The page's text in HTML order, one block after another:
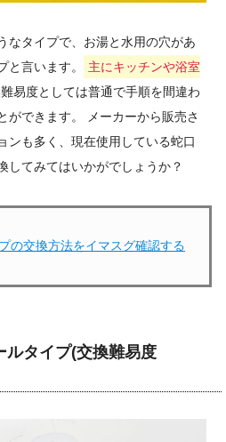
なタイプで、お湯と水用の穴があ
と言います。
主にキッチンや浴室
易度としては普通で手順を間違わ
ができます。 メーカーから販売さ
ンも多く、現在使用している蛇口
してみてはいかがでしょうか？
の交換方法をイマスグ確認する
ルタイプ(交換難易度